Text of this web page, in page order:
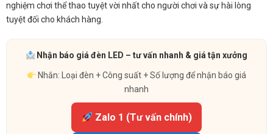
nghiệm chơi thể thao tuyệt vời nhất cho người chơi và sự hài lòng
tuyệt đối cho khách hàng.
Nhận báo giá đèn LED – tư vấn nhanh & giá tận xưởng
Nhắn: Loại đèn + Công suất + Số lượng để nhận báo giá
nhanh
Zalo 1 (Tư vấn chính)